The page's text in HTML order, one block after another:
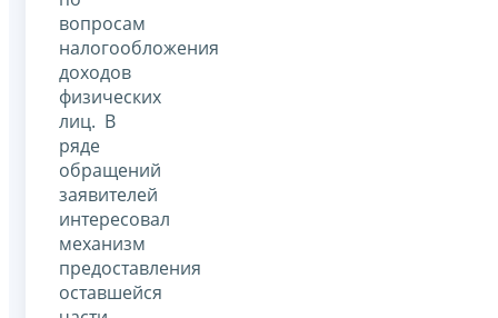
вопросам
налогообложения
доходов
физических
лиц. В
ряде
обращений
заявителей
интересовал
механизм
предоставления
оставшейся